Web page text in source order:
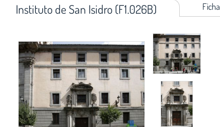
Instituto de San Isidro (F1.026B)